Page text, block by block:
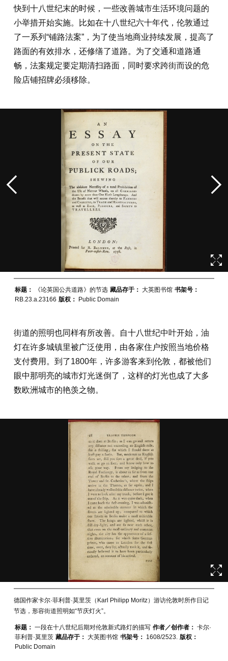
快到十八世纪末的时候，一些改善城市生活环境问题的
小举措开始实施。比如在十八世纪六十年代，伦敦通过
了一系列“铺路法案”，为了使当地商业持续发展，提高了
路面的有效排水，还修缮了道路。为了交通和道路通
畅，法案规定要定期清扫路面，同时要求跨街而设的危
险店铺招牌必须移除。
标题： 《论英国公共道路》的节选 藏品存于： 大英图书馆 书架号：
RB.23.a.23166 版权： Public Domain
街道的照明也同样有所改善。自十八世纪中叶开始，油
灯在许多城镇里被广泛使用，由各家住户按照当地价格
支付费用。到了1800年，许多游客来到伦敦，都被他们
眼中那明亮的城市灯光迷倒了，这样的灯光也成了大多
数欧洲城市的艳羡之物。
德国作家卡尔·菲利普·莫里茨（Karl Philipp Moritz）游访伦敦时所作日记
节选，形容街道照明如“节庆灯火”。
标题： 一段在十八世纪后期对伦敦新式路灯的描写 作者／创作者： 卡尔·
菲利普·莫里茨 藏品存于： 大英图书馆 书架号： 1608/2523. 版权：
Public Domain